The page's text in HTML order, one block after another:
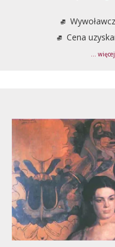
Cena
...